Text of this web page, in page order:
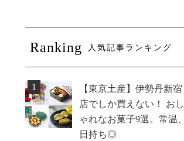
Ranking 人気記事ランキング
1
【東京土産】伊勢丹新宿
店でしか買えない！ おし
ゃれなお菓子9選。常温、
日持ち◎